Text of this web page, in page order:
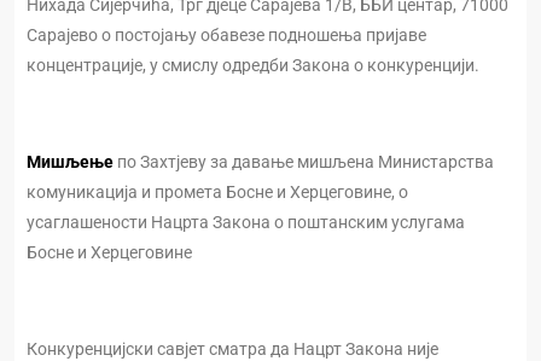
Нихада Сијерчића, Трг дјеце Сарајева 1/В, ББИ центар, 71000
Сарајево о постојању обавезе подношења пријаве
концентрације, у смислу одредби Закона о конкуренцији.
Мишљење по Захтјеву за давање мишљена Министарства
комуникација и промета Босне и Херцеговине, о
усаглашености Нацрта Закона о поштанским услугама
Босне и Херцеговине
Конкуренцијски савјет сматра да Нацрт Закона није